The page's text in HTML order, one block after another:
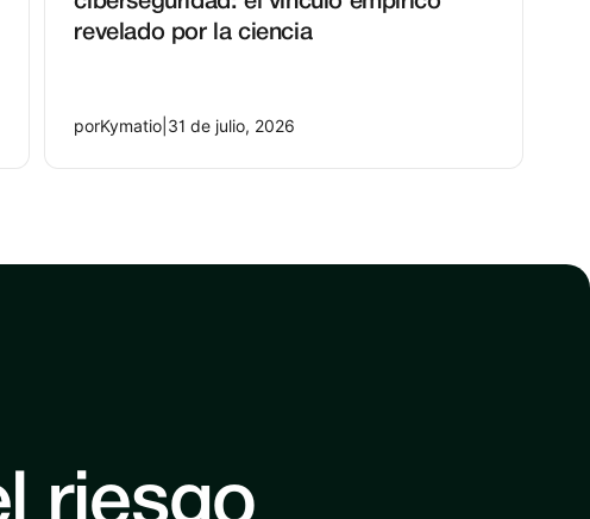
revelado por la ciencia
porKymatio 31 de julio, 2026
riesgo